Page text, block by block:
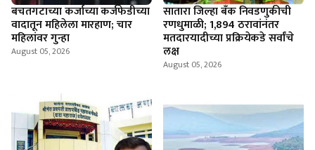
बचतगटाच्या कर्जाच्या कर्जफेडीच्या
वादातून महिलेला मारहाण; चार
महिलांवर गुन्हा
August 05, 2026
सातारा जिल्हा बँक निवडणुकीची
रणधुमाळी; 1,894 ठरावांनंतर
मतदारयादीच्या प्रक्रियेकडे सर्वांचे
लक्ष
August 05, 2026